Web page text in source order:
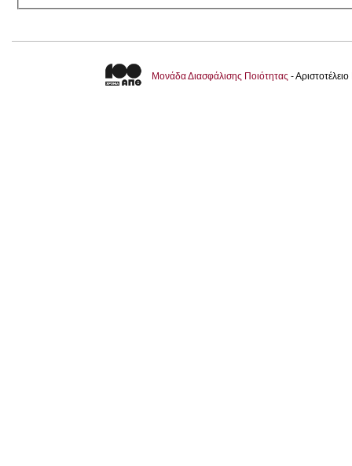
Μονάδα Διασφάλισης Ποιότητας -